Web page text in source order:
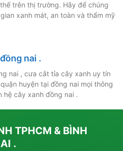
trên thị trường. Hãy để chúng
xanh mát, an toàn và thẩm mỹ
nai .
nai , cưa cắt tỉa cây xanh uy tín
huyện tại đồng nai mọi thông
hệ cây xanh đồng nai .
TPHCM & BÌNH
.